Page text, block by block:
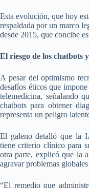
Esta evolución, que hoy
respaldada por un marco
desde 2015, que concibe
El riesgo de los chatbots
A pesar del optimismo
desafíos éticos que
telemedicina, señalando
chatbots para obtener
representa un peligro
El galeno detalló que la
tiene criterio clínico para
otra parte, explicó que la
agravar problemas
“El remedio que